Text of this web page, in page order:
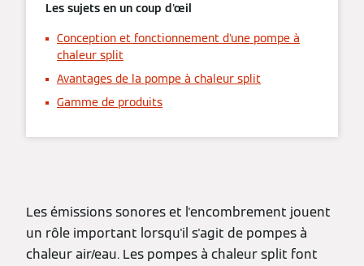
Les sujets en un coup d'œil
Conception et fonctionnement d'une pompe à
chaleur split
Avantages de la pompe à chaleur split
Gamme de produits
Les émissions sonores et l'encombrement jouent
un rôle important lorsqu'il s'agit de pompes à
chaleur air/eau. Les pompes à chaleur split font